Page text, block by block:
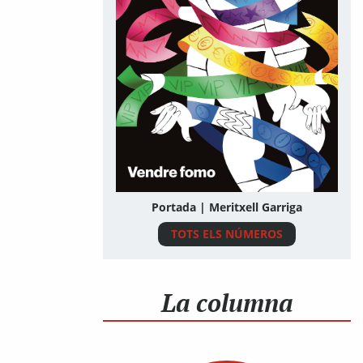
Portada | Meritxell Garriga
TOTS ELS NÚMEROS
La columna